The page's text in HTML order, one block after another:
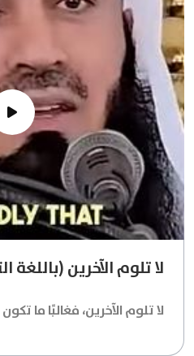
لا تلوم الآخرين (باللغة
لا تلوم الآخرين، فغالبًا ما